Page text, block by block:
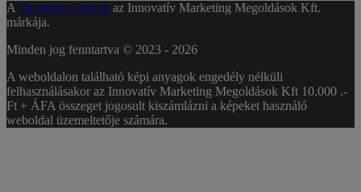
A Tangerine Design az Innovatív Marketing Megoldások Kft.
márkája.
Minden jog fenntartva © 2023 - 2026
A weboldalon található képi anyagok engedély nélküli
felhasználásakor az Innovatív Marketing Megoldások Kft 10.000 .-
Ft + ÁFA összeget jogosult kiszámlázni a képeket használó
weboldal üzemeltetője számára.